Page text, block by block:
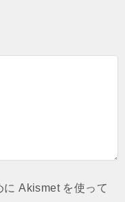
に Akismet を使って